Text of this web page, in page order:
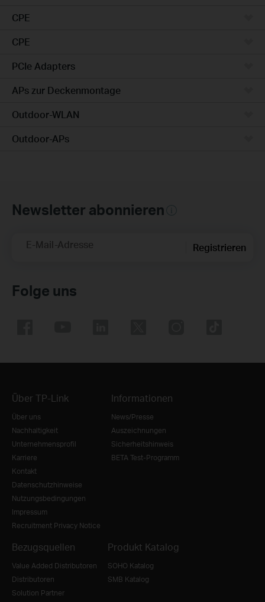
CPE
CPE
PCIe Adapters
APs zur Deckenmontage
Outdoor-WLAN
Outdoor-APs
Newsletter abonnieren
E-Mail-Adresse Registrieren
Folge uns
Über TP-Link
Über uns
Nachhaltigkeit
Unternehmensprofil
Karriere
Kontakt
Datenschutzhinweise
Nutzungsbedingungen
Impressum
Recruitment Privacy Notice
Informationen
News/Presse
Auszeichnungen
Sicherheitshinweis
BETA Test-Programm
Bezugsquellen
Value Added Distributoren
Distributoren
Solution Partner
Produkt Katalog
SOHO Katalog
SMB Katalog